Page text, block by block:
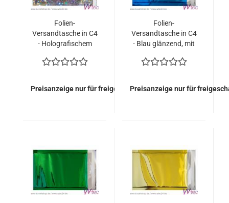
Folien-
Versandtasche in C4
- Holografischem
Haftklebung (100
EURO)
Preisanzeige nur für freigeschaltete Kunden
Folien-
Versandtasche in C4
- Blau glänzend, mit
Kuverts = 78,50
Preisanzeige nur für